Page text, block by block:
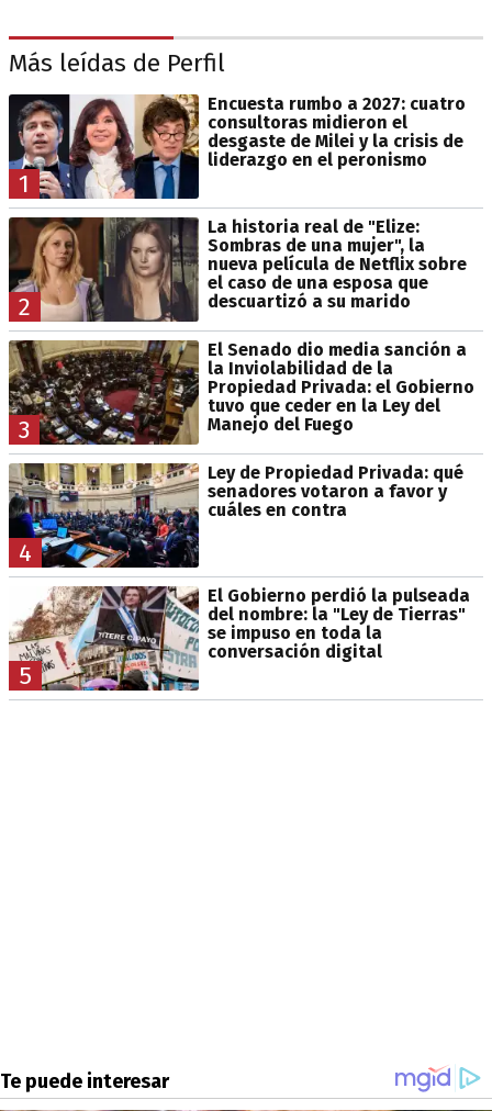
Más leídas de Perfil
1
Encuesta rumbo a 2027: cuatro
consultoras midieron el
desgaste de Milei y la crisis de
liderazgo en el peronismo
2
La historia real de "Elize:
Sombras de una mujer", la
nueva película de Netflix sobre
el caso de una esposa que
descuartizó a su marido
3
El Senado dio media sanción a
la Inviolabilidad de la
Propiedad Privada: el Gobierno
tuvo que ceder en la Ley del
Manejo del Fuego
4
Ley de Propiedad Privada: qué
senadores votaron a favor y
cuáles en contra
5
El Gobierno perdió la pulseada
del nombre: la "Ley de Tierras"
se impuso en toda la
conversación digital